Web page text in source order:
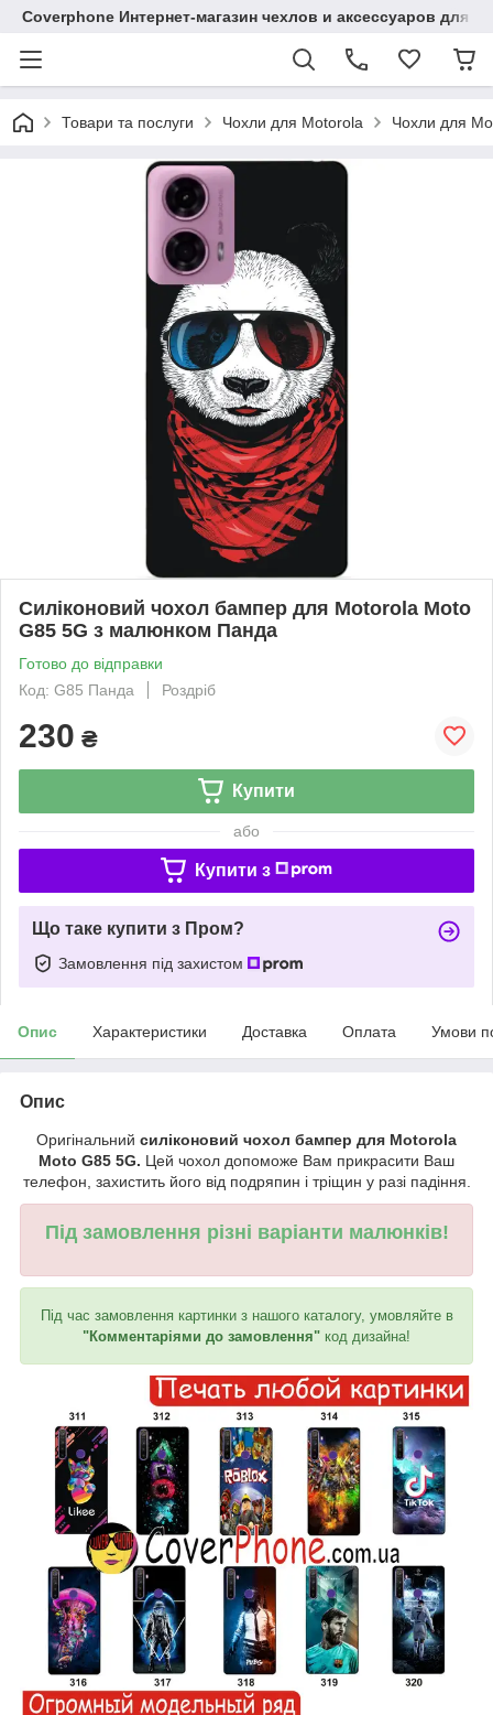
Coverphone Интернет-магазин чехлов и аксессуаров для
Товари та послуги Чохли для Motorola Чохли для
Силіконовий чохол бампер для Motorola Moto
G85 5G з малюнком Панда
Готово до відправки
Код: G85 Панда
Роздріб
230 ₴
Купити
або
Купити з
Що таке купити з Пром?
Замовлення під захистом
Опис Характеристики Доставка Оплата Умови
Опис
Оригінальний силіконовий чохол бампер для Motorola
Moto G85 5G. Цей чохол допоможе Вам прикрасити Ваш
телефон, захистить його від подряпин і тріщин у разі падіння.
Під замовлення різні варіанти малюнків!
Під час замовлення картинки з нашого каталогу, умовляйте в
"Комментаріями до замовлення" код дизайна!